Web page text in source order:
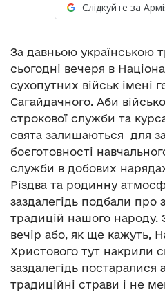
Слідкуйте за
За давньою українською
сьогодні вечеря в
сухопутних військ імені
Сагайдачного. Аби
строкової служби та
свята залишаються для
боєготовності
служби в добових
Різдва та родинну
заздалегідь подбали про
традицій нашого народу.
вечір або, як ще кажуть,
Христового тут накрили
заздалегідь постаралися
традиційні страви і не